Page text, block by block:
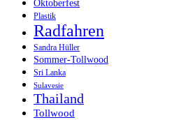
Oktoberfest
Plastik
Radfahren
Sandra Hüller
Sommer-Tollwood
Sri Lanka
Sulavesie
Thailand
Tollwood